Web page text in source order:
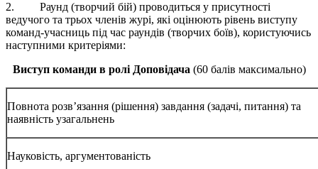
2. Раунд (творчий бій) проводиться у присутності
ведучого та трьох членів журі, які оцінюють рівень виступу
команд-учасниць під час раундів (творчих боїв), користуючись
наступними критеріями:
Виступ команди в ролі Доповідача (60 балів максимально)
Повнота розв’язання (рішення) завдання (задачі, питання) та
наявність узагальнень
Науковість, аргументованість